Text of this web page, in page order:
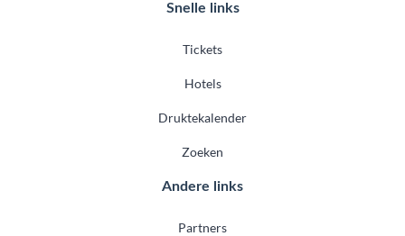
Snelle links
Tickets
Hotels
Druktekalender
Zoeken
Andere links
Partners